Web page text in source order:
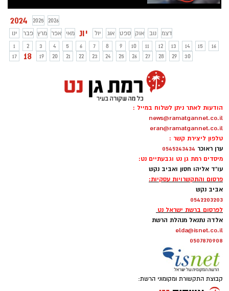
2024 2025
2026
ינו
פבר מרץ אפר מאי יונ יול אוג ספט אוק נוב
דצמ
1
2 3 4 5 6 7 8 9 10 11 12 13 14 15
16
17
18 19 20 21 22 23 24 25 26 27 28 29 30
הודעות לאתר ניתן לשלוח במייל :
news@ramatgannet.co.il
eran@ramatgannet.co.il
טלפון ליצירת קשר :
ערן ראוכר 0545243434
מיסדים רמת גן נט וגבעתיים נט:
עו"ד אליהו חסון ואביב נקש
פרסום והתקשרויות עסקיות:
אביב נקש
0542203203
לפרסום ברשת ישראל נט
אלדה נתנאל מנהלת הרשת
elda@isnet.co.il
0507870908
קבוצת התקשורת ומקומוני הרשת: